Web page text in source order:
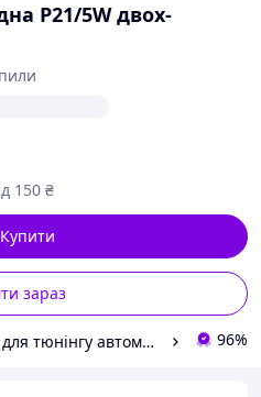
P21/5W двох-
150 ₴
зараз
Купити
Продавець СвітАвто (товари для тюнінгу автомобілів ВАЗ) 96%